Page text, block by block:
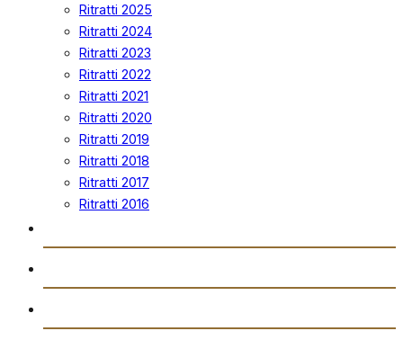
Ritratti 2025
Ritratti 2024
Ritratti 2023
Ritratti 2022
Ritratti 2021
Ritratti 2020
Ritratti 2019
Ritratti 2018
Ritratti 2017
Ritratti 2016